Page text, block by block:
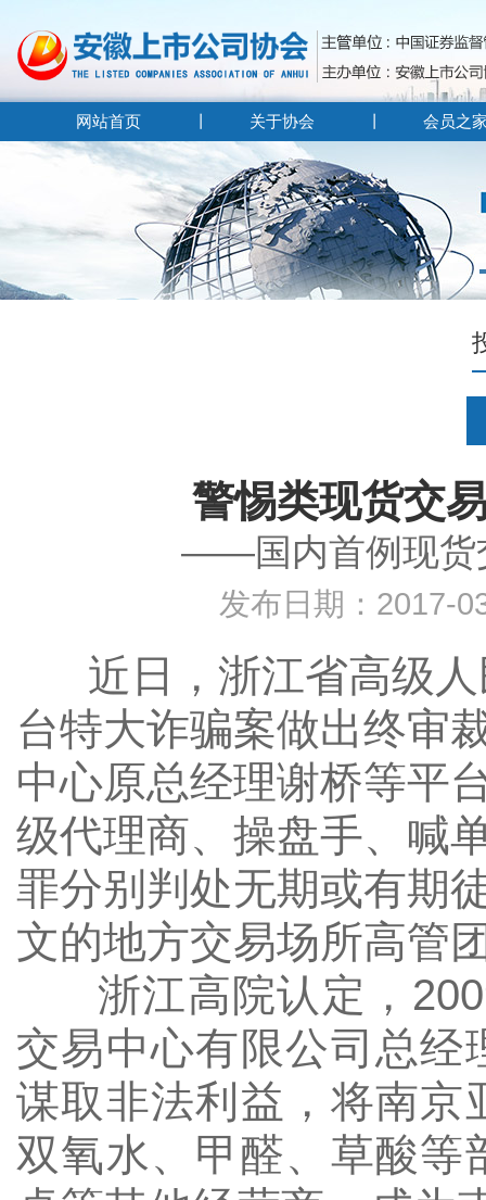
网站首页 关于协会 会员之
警惕类现货交
——国内首例现货
发布日期：
近日，浙江省高级人
台特大诈骗案做出终审
中心原总经理谢桥等平
级代理商、操盘手、喊
罪分别判处无期或有期
文的地方交易场所高管
浙江高院认定，
交易中心有限公司总经
谋取非法利益，将南京
双氧水、甲醛、草酸等